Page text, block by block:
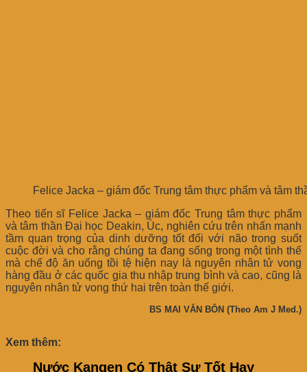
Felice Jacka – giám đốc Trung tâm thực phẩm và tâm
Theo tiến sĩ Felice Jacka – giám đốc Trung tâm thực phẩm
và tâm thần Đại học Deakin, Úc, nghiên cứu trên nhấn mạnh
tầm quan trọng của dinh dưỡng tốt đối với não trong suốt
cuộc đời và cho rằng chúng ta đang sống trong một tình thế
mà chế độ ăn uống tồi tệ hiện nay là nguyên nhân tử vong
hàng đầu ở các quốc gia thu nhập trung bình và cao, cũng là
nguyên nhân tử vong thứ hai trên toàn thế giới.
BS MAI VĂN BÔN (Theo Am J Med.)
Xem thêm:
Nước Kangen Có Thật Sự Tốt Hay